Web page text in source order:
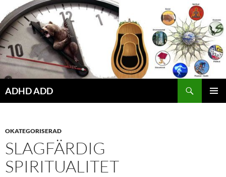
Hoppa
till
innehåll
ADHD ADD
OKATEGORISERAD
SLAGFÄRDIG
SPIRITUALITET